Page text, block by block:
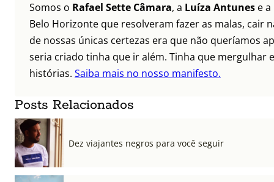
Somos o Rafael Sette Câmara, a Luíza Antunes e a
Belo Horizonte que resolveram fazer as malas, cair
de nossas únicas certezas era que não queríamos
seria criado tinha que ir além. Tinha que mergulhar
histórias. Saiba mais no nosso manifesto.
Posts Relacionados
Dez viajantes negros para você seguir